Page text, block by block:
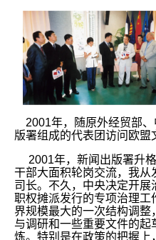
2001年，随原外经贸部、
版署组成的代表团访问欧盟
2001年，新闻出版署升
干部大面积轮岗交流，我从
司长。不久，中央决定开展
职权摊派发行的专项治理工
界规模最大的一次结构调
与调研和一些重要文件的
炼。特别是在政策的把握上